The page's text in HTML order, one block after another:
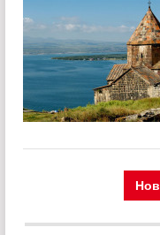
ПАГИНАЦИЯ